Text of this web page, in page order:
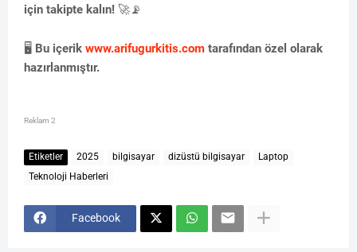
için takipte kalın! 🚀📡
🖥 Bu içerik www.arifugurkitis.com tarafından özel olarak
hazırlanmıştır.
Reklam 2
Etiketler 2025 bilgisayar dizüstü bilgisayar
Laptop
Teknoloji Haberleri
Facebook